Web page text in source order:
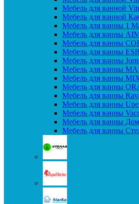
Мебель для ванной
Мебель для ванной
Мебель для ванны 1
Мебель для ванны
Мебель для ванны
Мебель для ванны
Мебель для ванны
Мебель для ванны
Мебель для ванны
Мебель для ванны
Мебель для ванны
Мебель для ванны
Мебель для ванны
Мебель для ванны
Мебель для ванны